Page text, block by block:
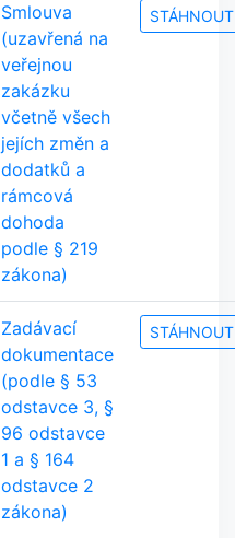
Smlouva
(uzavřená na
veřejnou
zakázku
včetně všech
jejích změn a
dodatků a
rámcová
dohoda
podle § 219
zákona)
STÁHNOUT
Zadávací
dokumentace
(podle § 53
odstavce 3, §
96 odstavce
1 a § 164
odstavce 2
zákona)
STÁHNOUT